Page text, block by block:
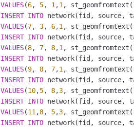
VALUES(6, 5, 1 ,1 , st_geomfromtext(
INSERT INTO
VALUES(7, 3, 6,1 , st_geomfromtext(
INSERT INTO
VALUES(8, 7, 8,1 , st_geomfromtext(
INSERT INTO
VALUES(9, 8, 7,1 , st_geomfromtext(
INSERT INTO
VALUES(10,5, 8,3, st_geomfromtext(
INSERT INTO
VALUES(11 ,8, 5,3, st_geomfromtext(
INSERT INTO